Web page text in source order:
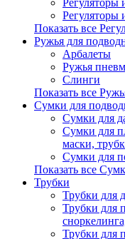
Регуляторы
Регуляторы
Показать все
Ружья для
Арбалеты
Ружья
Слинги
Показать все
Сумки для
Сумки для
Сумки для
маски,
Сумки для
Показать все
Трубки
Трубки для
Трубки для
Трубки для